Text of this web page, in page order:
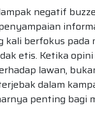
negatif
kali berfokus
etis. Ketika
lawan,
dalam
penting bagi